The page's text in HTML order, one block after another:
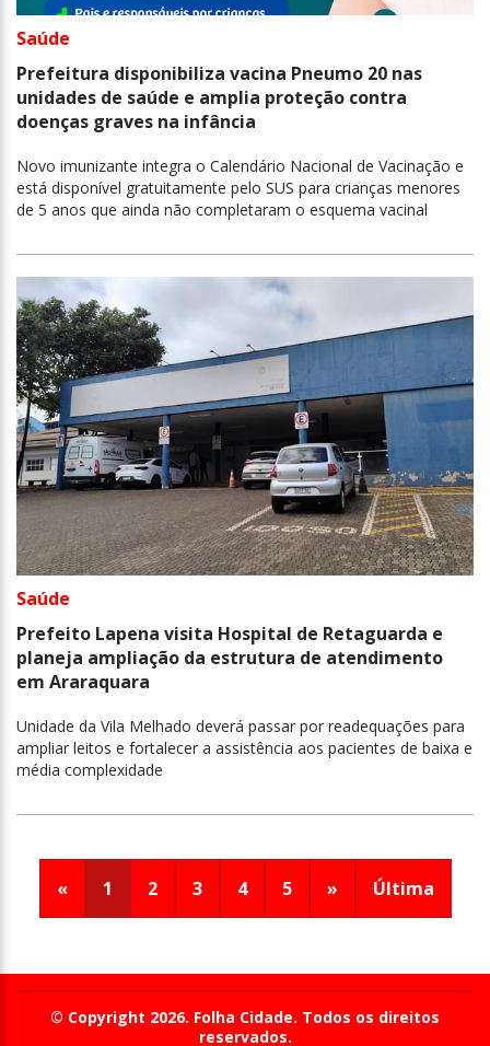
Saúde
Prefeitura disponibiliza vacina Pneumo 20 nas
unidades de saúde e amplia proteção contra
doenças graves na infância
Novo imunizante integra o Calendário Nacional de Vacinação e
está disponível gratuitamente pelo SUS para crianças menores
de 5 anos que ainda não completaram o esquema vacinal
Saúde
Prefeito Lapena visita Hospital de Retaguarda e
planeja ampliação da estrutura de atendimento
em Araraquara
Unidade da Vila Melhado deverá passar por readequações para
ampliar leitos e fortalecer a assistência aos pacientes de baixa e
média complexidade
« 1 2 3 4 5 » Última
© Copyright 2026. Folha Cidade. Todos os direitos
reservados.